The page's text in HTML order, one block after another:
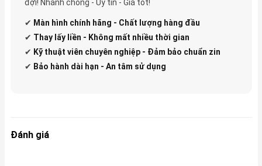
đợi! Nhanh chóng - Uy tín - Giá tốt!
✔ Màn hình chính hãng - Chất lượng hàng đầu
✔ Thay lấy liền - Không mất nhiều thời gian
✔ Kỹ thuật viên chuyên nghiệp - Đảm bảo chuẩn zin
✔ Bảo hành dài hạn - An tâm sử dụng
Đánh giá